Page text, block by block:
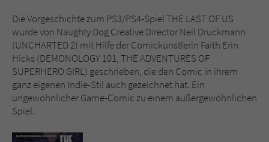
Die Vorgeschichte zum PS3/PS4-Spiel THE LAST OF US
wurde von Naughty Dog Creative Director Neil Druckmann
(UNCHARTED 2) mit Hilfe der Comickünstlerin Faith Erin
Hicks (DEMONOLOGY 101, THE ADVENTURES OF
SUPERHERO GIRL) geschrieben, die den Comic in ihrem
ganz eigenen Indie-Stil auch gezeichnet hat. Ein
ungewöhnlicher Game-Comic zu einem außergewöhnlichen
Spiel.